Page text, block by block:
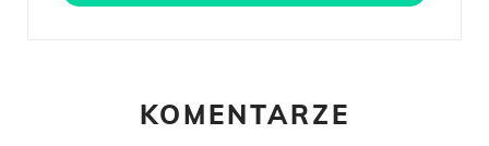
KOMENTARZE